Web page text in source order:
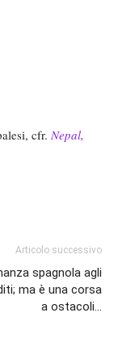
cfr. Nepal,
Articolo successivo
spagnola agli
ma è una corsa
a ostacoli…